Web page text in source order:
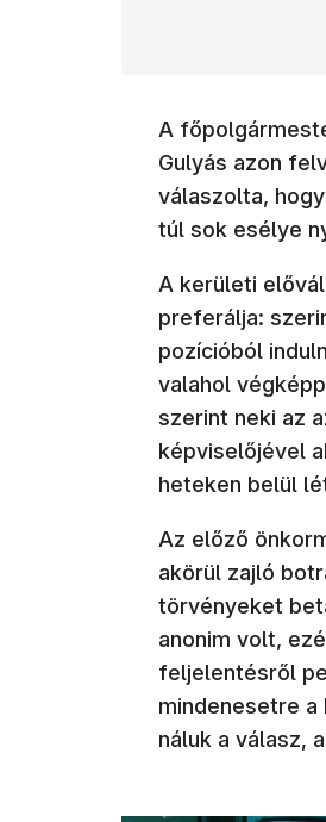
A
Gulyás azon
válaszolta,
túl sok esélye
A kerületi
preferálja:
pozícióból
valahol
szerint neki az
képviselőjével
heteken belül
Az előző
akörül zajló
törvényeket
anonim volt,
feljelentésről
mindenesetre
náluk a válasz,